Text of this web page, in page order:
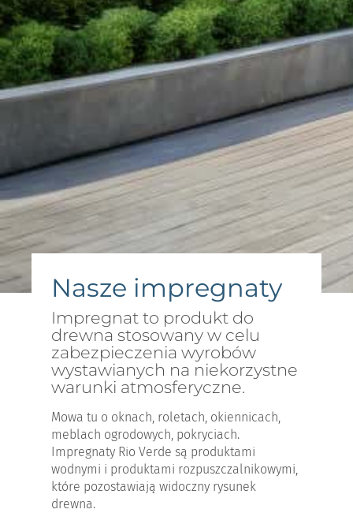
Nasze impregnaty
Impregnat to produkt do
drewna stosowany w celu
zabezpieczenia wyrobów
wystawianych na niekorzystne
warunki atmosferyczne.
Mowa tu o oknach, roletach, okiennicach,
meblach ogrodowych, pokryciach.
Impregnaty Rio Verde są produktami
wodnymi i produktami rozpuszczalnikowymi,
które pozostawiają widoczny rysunek
drewna.